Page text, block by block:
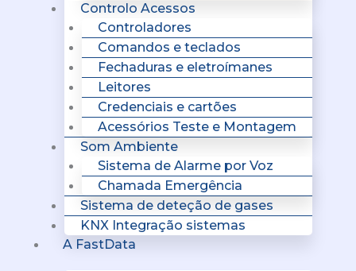
Controlo Acessos
Controladores
Comandos e teclados
Fechaduras e eletroímanes
Leitores
Credenciais e cartões
Acessórios Teste e Montagem
Som Ambiente
Sistema de Alarme por Voz
Chamada Emergência
Sistema de deteção de gases
KNX Integração sistemas
A FastData